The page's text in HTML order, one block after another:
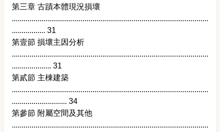
第三章 古蹟本體現況損壞
....................................................................................................
................. 31
第壹節 損壞主因分析
....................................................................................................
.................... 31
第貳節 主棟建築
....................................................................................................
............................ 34
第參節 附屬空間及其他
....................................................................................................